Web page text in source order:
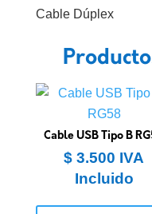
Cable Dúplex
Cable USB Tipo B
$ 3.500 IVA
Incluido